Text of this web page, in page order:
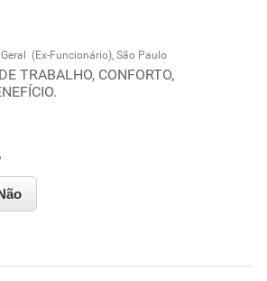
familiar
(Ex-Funcionário), São Paulo
TRABALHO, CONFORTO,